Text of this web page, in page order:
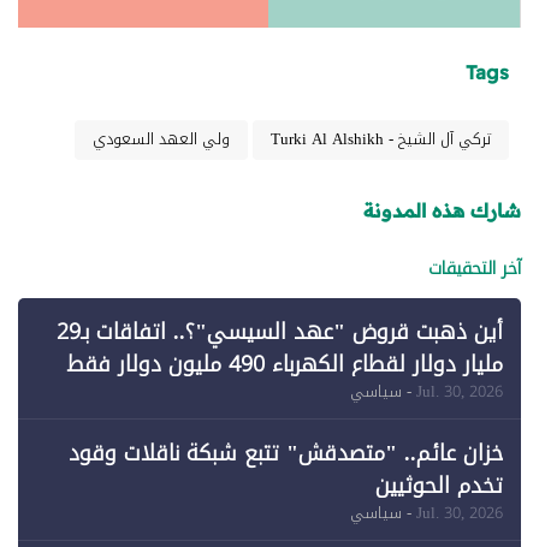
Tags
تركي آل الشيخ - Turki Al Alshikh ولي العهد السعودي
شارك هذه المدونة
آخر التحقيقات
أين ذهبت قروض "عهد السيسي"؟.. اتفاقات بـ29
مليار دولار لقطاع الكهرباء 490 مليون دولار فقط
لـ"الطاقة المتجددة" (1)
Jul. 30, 2026- سياسي
خزان عائم.. "متصدقش" تتبع شبكة ناقلات وقود
تخدم الحوثيين
Jul. 30, 2026- سياسي